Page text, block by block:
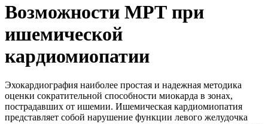
Возможности МРТ при
ишемической
кардиомиопатии
Эхокардиография наиболее простая и надежная методика
оценки сократительной способности миокарда в зонах,
пострадавших от ишемии. Ишемическая кардиомиопатия
представляет собой нарушение функции левого желудочка